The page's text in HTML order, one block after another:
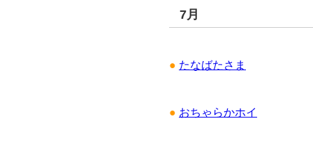
7月
● たなばたさま
● おちゃらかホイ